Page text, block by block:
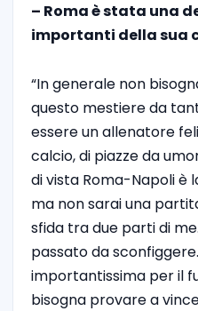
– Roma è stata una
importanti della sua
“In generale non
questo mestiere da
essere un allenatore
calcio, di piazze da
di vista Roma-Napoli è
ma non sarai una
sfida tra due parti di
passato da
importantissima per il
bisogna provare a